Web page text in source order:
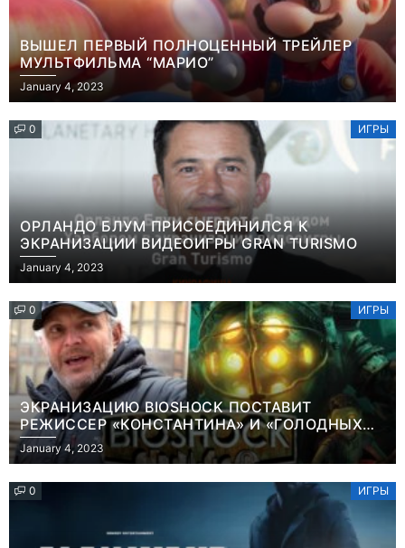
ВЫШЕЛ ПЕРВЫЙ ПОЛНОЦЕННЫЙ ТРЕЙЛЕР
МУЛЬТФИЛЬМА “МАРИО”
January 4, 2023
0 ИГРЫ
ОРЛАНДО БЛУМ ПРИСОЕДИНИЛСЯ К
ЭКРАНИЗАЦИИ ВИДЕОИГРЫ GRAN TURISMO
January 4, 2023
0 ИГРЫ
ЭКРАНИЗАЦИЮ BIOSHOCK ПОСТАВИТ
РЕЖИССЕР «КОНСТАНТИНА» И «ГОЛОДНЫХ
ИГР»
January 4, 2023
0 ИГРЫ